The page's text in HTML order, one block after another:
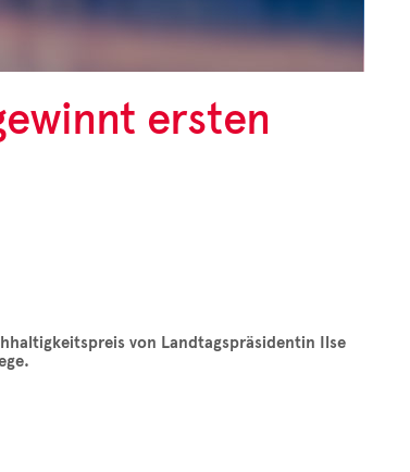
ersten
von Landtagspräsidentin Ilse